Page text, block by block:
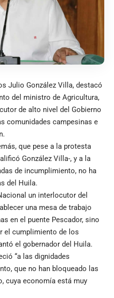
Julio González Villa, destacó
del ministro de Agricultura,
de alto nivel del Gobierno
comunidades campesinas e
que pese a la protesta
González Villa-, y a la
de incumplimiento, no ha
del Huila.
un interlocutor del
una mesa de trabajo
en el puente Pescador, sino
el cumplimiento de los
el gobernador del Huila.
“a las dignidades
que no han bloqueado las
cuya economía está muy